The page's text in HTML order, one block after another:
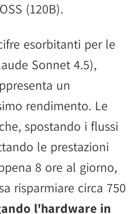
(120B).
esorbitanti per le
Sonnet 4.5),
un
rendimento. Le
spostando i flussi
le prestazioni
8 ore al giorno,
risparmiare circa 750
l'hardware in